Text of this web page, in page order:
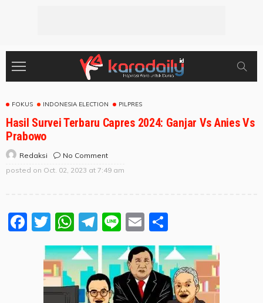
FOKUS INDONESIA ELECTION PILPRES
Hasil Survei Terbaru Capres 2024: Ganjar Vs Anies Vs
Prabowo
Redaksi
No Comment
posted on Oct. 02, 2023 at 7:49 am
Facebook
Twitter
WhatsApp
Telegram
LineEmail